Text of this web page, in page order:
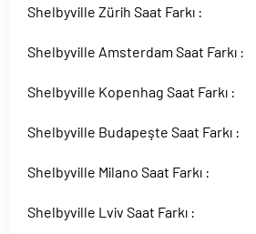
Shelbyville Zürih Saat Farkı :
Shelbyville Amsterdam Saat Farkı :
Shelbyville Kopenhag Saat Farkı :
Shelbyville Budapeşte Saat Farkı :
Shelbyville Milano Saat Farkı :
Shelbyville Lviv Saat Farkı :